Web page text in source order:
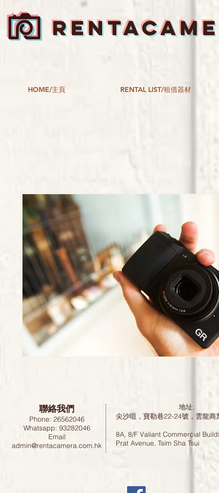
HOME/主頁 RENTAL LIST/租借器材
聯絡我們
Phone: 26562046
Whatsapp: 93282046
Email
admin@rentacamera.com.hk
地址:
尖沙咀，寶勒巷22-24號，雲龍
8A, 8/F Valiant Commercial
Prat Avenue, Tsim Sha Tsui